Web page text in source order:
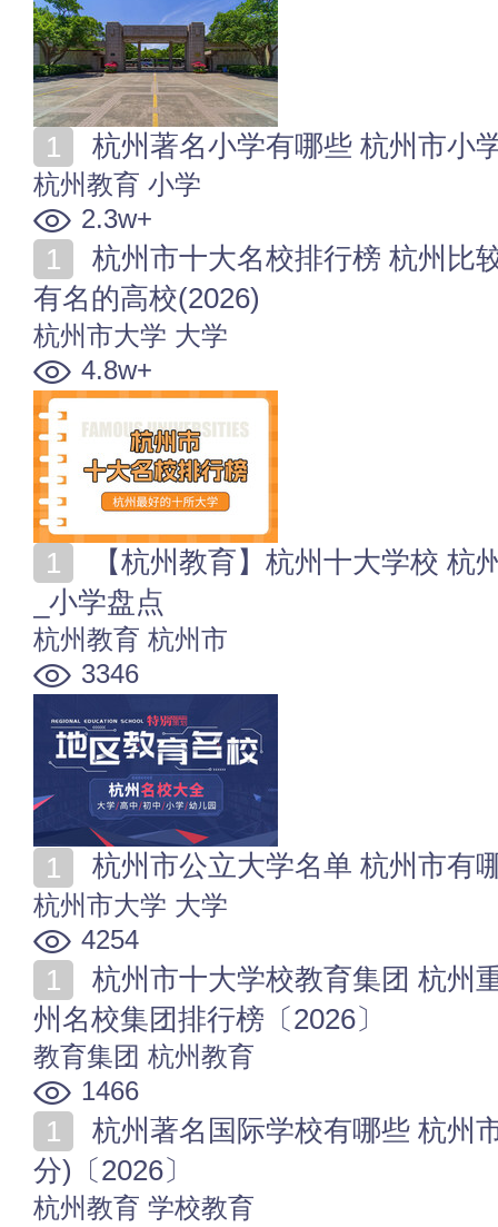
杭州著名小学有哪些 杭州市小
杭州教育 小学
2.3w+
有名的高校(2026)
杭州市大学 大学
4.8w+
_小学盘点
杭州教育 杭州市
3346
杭州市公立大学名单 杭州市有
杭州市大学 大学
4254
州名校集团排行榜〔2026〕
教育集团 杭州教育
1466
分)〔2026〕
杭州教育 学校教育